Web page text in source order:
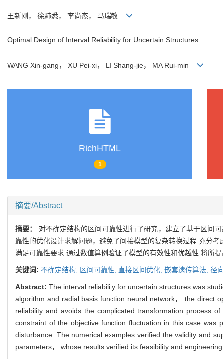
王新刚， 徐馷悉， 李尚杰， 马瑞敏
Optimal Design of Interval Reliability for Uncertain Structures
WANG Xin-gang， XU Pei-xi， LI Shang-jie， MA Rui-min
RichHTML
1
摘要/Abstract
摘要： 对不确定结构的区间可靠性进行了研究，建立了基于区间
靠性的优化设计求解问题，避免了间接模型的复杂转换过程.充分
满足可靠性要求.通过数值算例验证了模型的有效性和优越性.将所
关键词: 不确定结构, 区间可靠性, 直接区间优化, 嵌套遗传算法, 径
Abstract:The interval reliability for uncertain structures was
algorithm and radial basis function neural network， the direct
reliability and avoids the complicated transformation process
constraint of the objective function fluctuation in this case
disturbance. The numerical examples verified the validity and
parameters， whose results verified its feasibility and